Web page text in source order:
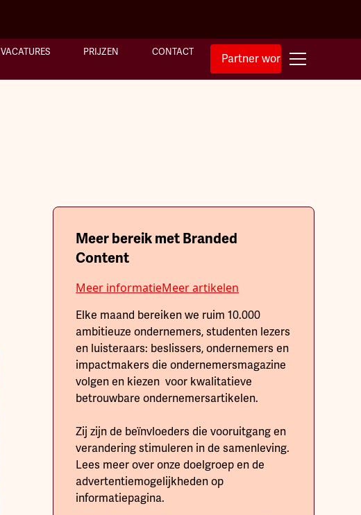
VACATURES PRIJZEN CONTACT Partner worden
Meer bereik met Branded
Content
Meer informatieMeer artikelen
Elke maand bereiken we ruim 10.000
ambitieuze ondernemers, studenten lezers
en luisteraars: beslissers, ondernemers en
impactmakers die ondernemersmagazine
volgen en kiezen voor kwalitatieve
betrouwbare ondernemersartikelen.
Zij zijn de beïnvloeders die vooruitgang en
verandering stimuleren in de samenleving.
Lees meer over onze doelgroep en de
advertentiemogelijkheden op
informatiepagina.